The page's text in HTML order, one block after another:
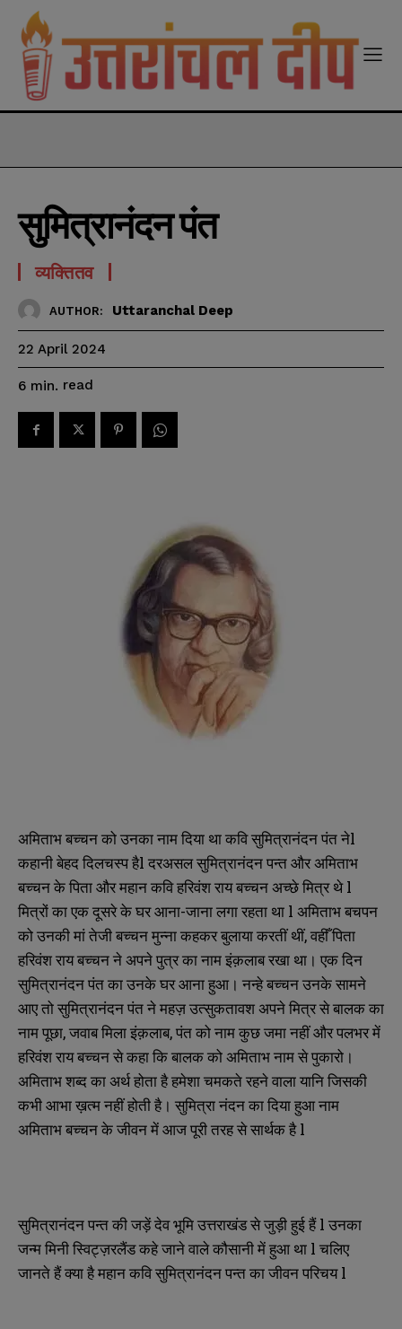
सुमित्रानंदन पंत
व्यक्तितव
AUTHOR: Uttaranchal Deep
22 April 2024
6 min. read
अमिताभ बच्चन को उनका नाम दिया था कवि सुमित्रानंदन पंत नेl
कहानी बेहद दिलचस्प हैl दरअसल सुमित्रानंदन पन्त और अमिताभ
बच्चन के पिता और महान कवि हरिवंश राय बच्चन अच्छे मित्र थे l
मित्रों का एक दूसरे के घर आना-जाना लगा रहता था l अमिताभ बचपन
को उनकी मां तेजी बच्चन मुन्ना कहकर बुलाया करतीं थीं, वहीँ पिता
हरिवंश राय बच्चन ने अपने पुत्र का नाम इंक़लाब रखा था। एक दिन
सुमित्रानंदन पंत का उनके घर आना हुआ। नन्हे बच्चन उनके सामने
आए तो सुमित्रानंदन पंत ने महज़ उत्सुकतावश अपने मित्र से बालक का
नाम पूछा, जवाब मिला इंक़लाब, पंत को नाम कुछ जमा नहीं और पलभर में
हरिवंश राय बच्चन से कहा कि बालक को अमिताभ नाम से पुकारो।
अमिताभ शब्द का अर्थ होता है हमेशा चमकते रहने वाला यानि जिसकी
कभी आभा ख़त्म नहीं होती है। सुमित्रा नंदन का दिया हुआ नाम
अमिताभ बच्चन के जीवन में आज पूरी तरह से सार्थक है l
सुमित्रानंदन पन्त की जड़ें देव भूमि उत्तराखंड से जुड़ी हुई हैं l उनका
जन्म मिनी स्विट्ज़रलैंड कहे जाने वाले कौसानी में हुआ था l चलिए
जानते हैं क्या है महान कवि सुमित्रानंदन पन्त का जीवन परिचय l